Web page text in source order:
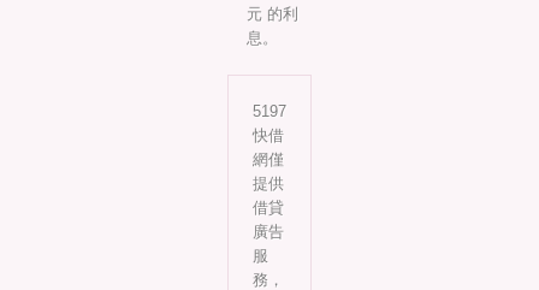
元 的利
息。
5197
快借
網僅
提供
借貸
廣告
服
務，